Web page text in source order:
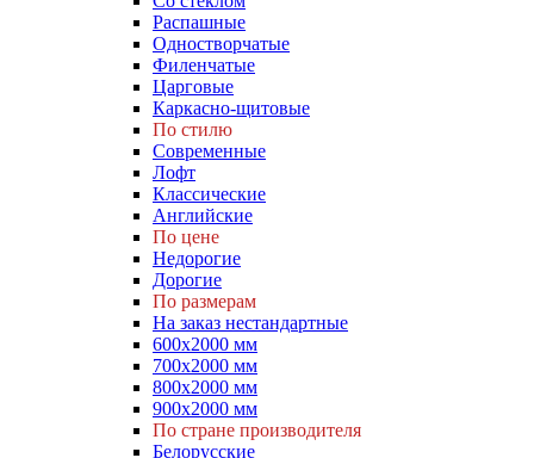
Распашные
Одностворчатые
Филенчатые
Царговые
Каркасно-щитовые
По стилю
Современные
Лофт
Классические
Английские
По цене
Недорогие
Дорогие
По размерам
На заказ нестандартные
600х2000 мм
700х2000 мм
800х2000 мм
900х2000 мм
По стране производителя
Белорусские